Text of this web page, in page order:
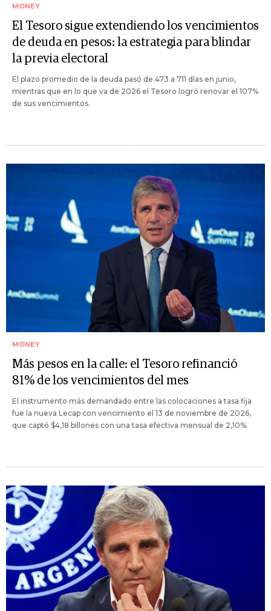
MONEY
El Tesoro sigue extendiendo los vencimientos
de deuda en pesos: la estrategia para blindar
la previa electoral
El plazo promedio de la deuda pasó de 473 a 711 días en junio,
mientras que en lo que va de 2026 el Tesoro logró renovar el 107%
de sus vencimientos.
MONEY
Más pesos en la calle: el Tesoro refinanció
81% de los vencimientos del mes
El instrumento más demandado entre las colocaciones a tasa fija
fue la nueva Lecap con vencimiento el 13 de noviembre de 2026,
que captó $4,18 billones con una tasa efectiva mensual de 2,10%.